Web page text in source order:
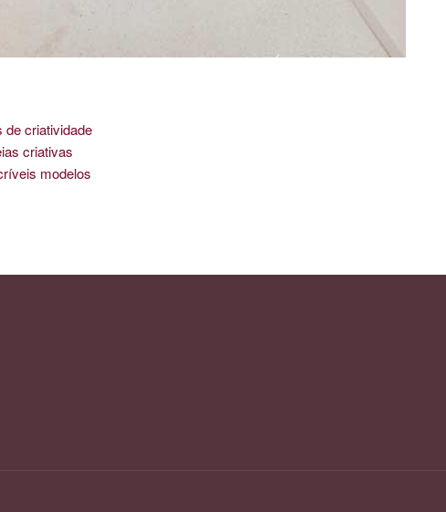
de criatividade
criativas
modelos